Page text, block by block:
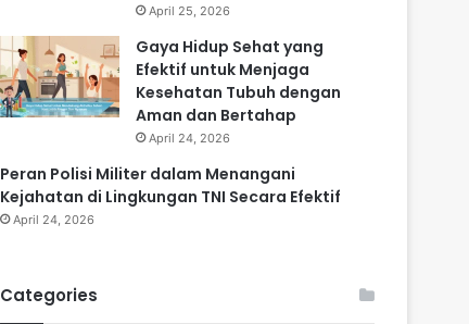
April 25, 2026
Gaya Hidup Sehat yang
Efektif untuk Menjaga
Kesehatan Tubuh dengan
Aman dan Bertahap
April 24, 2026
Peran Polisi Militer dalam Menangani
Kejahatan di Lingkungan TNI Secara Efektif
April 24, 2026
Categories